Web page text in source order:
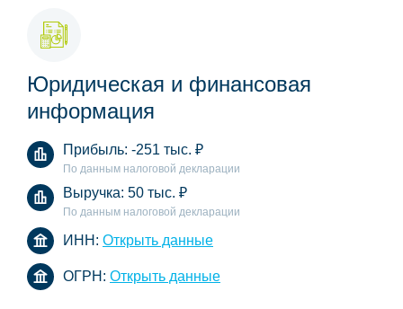
Юридическая и финансовая
информация
Прибыль: -251 тыс. ₽
По данным налоговой декларации
Выручка: 50 тыс. ₽
По данным налоговой декларации
ИНН: Открыть данные
ОГРН: Открыть данные